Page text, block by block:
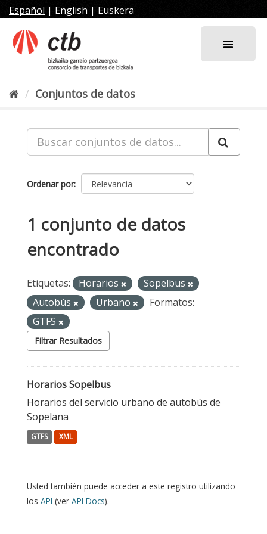
al
contenido
Español | English | Euskera
Conjuntos de datos
Ordenar por
1 conjunto de datos
encontrado
Etiquetas: Horarios
Sopelbus
Autobús
Urbano
Formatos:
GTFS
Filtrar Resultados
Horarios Sopelbus
Horarios del servicio urbano de autobús de
Sopelana
GTFS XML
Usted también puede acceder a este registro utilizando
los API (ver API Docs).